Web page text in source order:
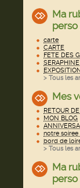
Ma
perso
carte
CARTE
FETE DES
SERAPHINE
> Tous les
Mes
RETOUR
MON BLOG
notre soiree
bord de
> Tous les
Ma
perso